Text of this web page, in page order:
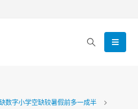
数字小学空缺较暑假前多一成半